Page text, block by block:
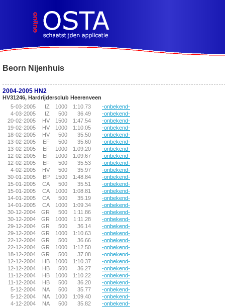
Beorn Nijenhuis
2004-2005 HN2
HV31246, Hardrijdersclub Heerenveen
5-03-2005
IZ 1000 1:10.73
-onbekend-
4-03-2005
IZ 500 36.49
-onbekend-
20-02-2005
HV 1500 1:47.54
-onbekend-
19-02-2005
HV 1000 1:10.05
-onbekend-
18-02-2005
HV 500 35.50
-onbekend-
13-02-2005
EF 500 35.60
-onbekend-
13-02-2005
EF 1000 1:09.20
-onbekend-
12-02-2005
EF 1000 1:09.67
-onbekend-
12-02-2005
EF 500 35.53
-onbekend-
4-02-2005
HV 500 35.97
-onbekend-
30-01-2005
BP 1500 1:48.84
-onbekend-
15-01-2005
CA 500 35.51
-onbekend-
15-01-2005
CA 1000 1:08.81
-onbekend-
14-01-2005
CA 500 35.19
-onbekend-
14-01-2005
CA 1000 1:09.34
-onbekend-
30-12-2004
GR 500 1:11.86
-onbekend-
30-12-2004
GR 1000 1:11.28
-onbekend-
29-12-2004
GR 500 36.14
-onbekend-
29-12-2004
GR 1000 1:10.63
-onbekend-
22-12-2004
GR 500 36.66
-onbekend-
22-12-2004
GR 1000 1:12.50
-onbekend-
18-12-2004
GR 500 37.08
-onbekend-
12-12-2004
HB 1000 1:10.37
-onbekend-
12-12-2004
HB 500 36.27
-onbekend-
11-12-2004
HB 1000 1:10.22
-onbekend-
11-12-2004
HB 500 36.20
-onbekend-
5-12-2004
NA 500 35.77
-onbekend-
5-12-2004
NA 1000 1:09.40
-onbekend-
4-12-2004
NA 500 35.82
-onbekend-